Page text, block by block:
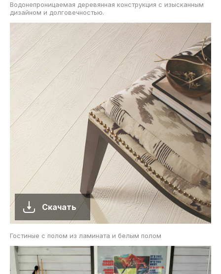
Водонепроницаемая деревянная конструкция с изысканным
дизайном и долговечностью.
Скачать
Гостиные с полом из ламината и белым полом